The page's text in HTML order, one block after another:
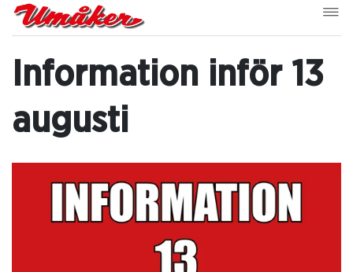
Information inför 13
augusti